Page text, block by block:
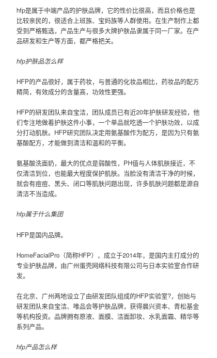
hfp是属于中端产品的护肤品牌，它的性价比很高，而且价格也是
比较亲民的，很适合上班族、宝妈族等人群使用。在生产制作上都
受到严格甄选，产品生产与很多大牌护肤品隶属于同一厂家。在产
品研发和生产等方面，都严格把关。
hfp护肤品怎么样
HFP的产品很好，属于药妆，与普通的化妆品相比，药妆品的配方
精简，有效成分的含量高，功效性更强。
HFP的研发团队来自宝洁，团队成员已有近20年护肤研发经验，他
们专注地做着护肤这件小事，一个单品就吃透一个护肤功效，以成
分打动肌肤。HFP研究团队决定用氨基酸作为配方，是因为只有氨
基酸配方，才能做到清洁和温和的平衡。
氨基酸洗面奶，最大的优点是弱酸性，PH值与人体肌肤接近，不
仅清洁到位，也能最大程度保护肌肤。当脸没有清洁干净的时候，
就会有痘痘、黑头、闭口等肌肤问题出现，许多肌肤问题都是源自
清洁不当造成。
hfp属于什么集团
HFP是国内品牌。
HomeFacialPro（简称HFP），成立于2014年，是国内主打成分的
专业护肤品牌，由广州蛋壳网络科技有限公司与日本实验室合作研
发。
在北京、广州两地设立了由研发团队组成的HFP实验室?，创始与
研发团队来自宝洁、唯品会等护肤品牌，获得晨兴资本、青松基金
等机构投资。品牌拥有原液、面膜、洁面卸妆、水乳面霜、精华等
系列产品。
hfp产品怎么样